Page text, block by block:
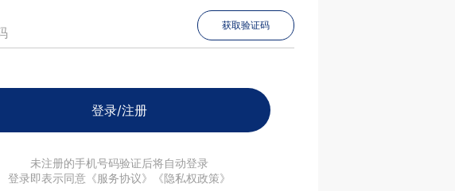
获取验证码
登录/注册
未注册的手机号码验证后将自动登录
登录即表示同意《服务协议》《隐私权政策》